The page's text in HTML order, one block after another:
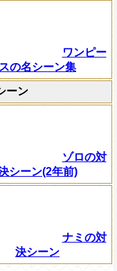
ワンピー
スの名シーン集
ーン
ゾロの対
シーン(2年前)
ナミの対
決シーン